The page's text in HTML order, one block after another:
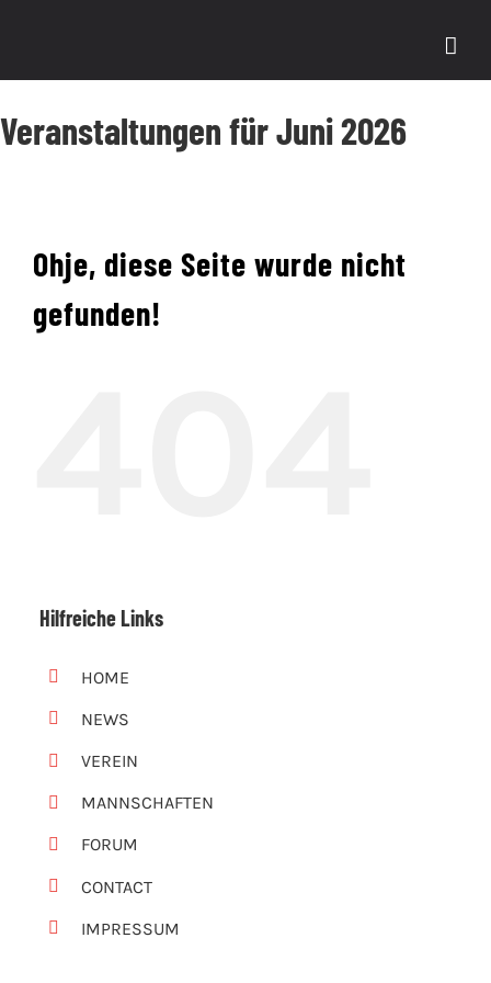
Veranstaltungen für Juni 2026
Ohje, diese Seite wurde nicht
gefunden!
Hilfreiche Links
HOME
NEWS
VEREIN
MANNSCHAFTEN
FORUM
CONTACT
IMPRESSUM